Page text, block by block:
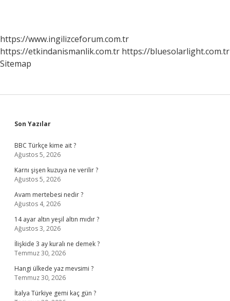
https://www.ingilizceforum.com.tr
https://etkindanismanlik.com.tr https://bluesolarlight.com.tr
Sitemap
Sidebar
Son Yazılar
BBC Türkçe kime ait ?
Ağustos 5, 2026
Karnı şişen kuzuya ne verilir ?
Ağustos 5, 2026
Avam mertebesi nedir ?
Ağustos 4, 2026
14 ayar altın yeşil altın mıdır ?
Ağustos 3, 2026
İlişkide 3 ay kuralı ne demek ?
Temmuz 30, 2026
Hangi ülkede yaz mevsimi ?
Temmuz 30, 2026
İtalya Türkiye gemi kaç gün ?